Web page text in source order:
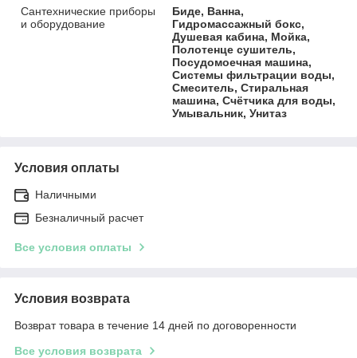
Сантехнические приборы
и оборудование
Биде, Ванна,
Гидромассажный бокс,
Душевая кабина, Мойка,
Полотенце сушитель,
Посудомоечная машина,
Системы фильтрации воды,
Смеситель, Стиральная
машина, Счётчика для воды,
Умывальник, Унитаз
Условия оплаты
Наличными
Безналичный расчет
Все условия оплаты
Условия возврата
Возврат товара в течение 14 дней по договоренности
Все условия возврата